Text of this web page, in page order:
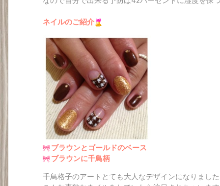
ネイルのご紹介
ブラウンとゴールドのベース
ブラウンに千鳥柄
千鳥格子のアートとても大人なデザインになりました